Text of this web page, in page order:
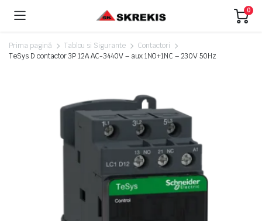
0
Prima pagină Tablou si Sigurante
Contactori
TeSys D contactor 3P 12A AC-3440V – aux 1NO+1NC – 230V 50Hz